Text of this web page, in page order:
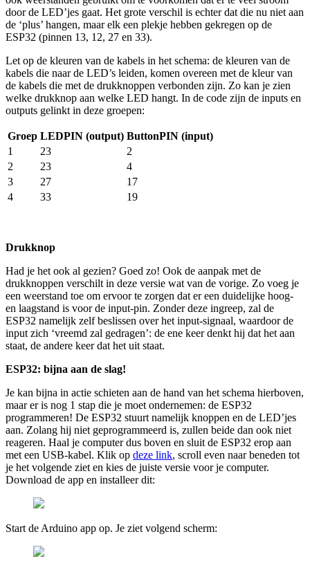
door de LED’jes gaat. Het grote verschil is echter dat die nu niet aan
de ‘plus’ hangen, maar elk een plekje hebben gekregen op de
ESP32 (pinnen 13, 12, 27 en 33).
Let op de kleuren van de kabels in het schema: de kleuren van de
kabels die naar de LED’s leiden, komen overeen met de kleur van
de kabels die met de drukknoppen verbonden zijn. Zo kan je zien
welke drukknop aan welke LED hangt. In de code zijn de inputs en
outputs gelinkt in deze groepen:
Groep LEDPIN (output) ButtonPIN (input)
1
23
2
2
23
4
3
27
17
4
33 19
Drukknop
Had je het ook al gezien? Goed zo! Ook de aanpak met de
drukknoppen verschilt in deze versie wat van de vorige. Zo voeg je
een weerstand toe om ervoor te zorgen dat er een duidelijke hoog-
en laagstand is voor de input-pin. Zonder deze ingreep, zal de
ESP32 namelijk zelf beslissen over het input-signaal, waardoor de
input zich ‘vreemd zal gedragen’: de ene keer denkt hij dat het aan
staat, de andere keer dat het uit staat.
ESP32: bijna aan de slag!
Je kan bijna in actie schieten aan de hand van het schema hierboven,
maar er is nog 1 stap die je moet ondernemen: de ESP32
programmeren! De ESP32 stuurt namelijk knoppen en de LED’jes
aan. Zolang hij niet geprogrammeerd is, zullen beide dan ook niet
reageren. Haal je computer dus boven en sluit de ESP32 erop aan
met een USB-kabel. Klik op deze link, scroll even naar beneden tot
je het volgende ziet en kies de juiste versie voor je computer.
Download de app en installeer dit:
Start de Arduino app op. Je ziet volgend scherm: